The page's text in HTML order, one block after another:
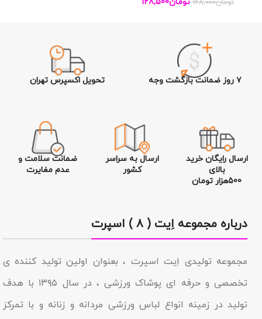
تومان168,000
۷ روز ضمانت بازگشت وجه تحویل اکسپرس تهران
ارسال رایگان خرید
بالای
500هزار تومان
ارسال به سراسر
کشور
ضمانت سلامت و
عدم مغایرت
درباره مجموعه اِیت ( ۸ ) اسپرت
مجموعه تولیدى اِیت اسپرت ، بعنوان اولین تولید کننده ی
تخصصی و حرفه ای پوشاک ورزشی ، در سال ۱۳۹۵ با هدف
تولید در زمینه انواع لباس ورزشی مردانه و زنانه و با تمرکز